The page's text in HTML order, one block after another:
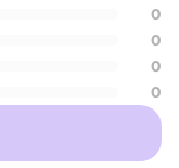
0
0
0
0